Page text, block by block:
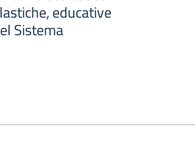
educative
Sistema